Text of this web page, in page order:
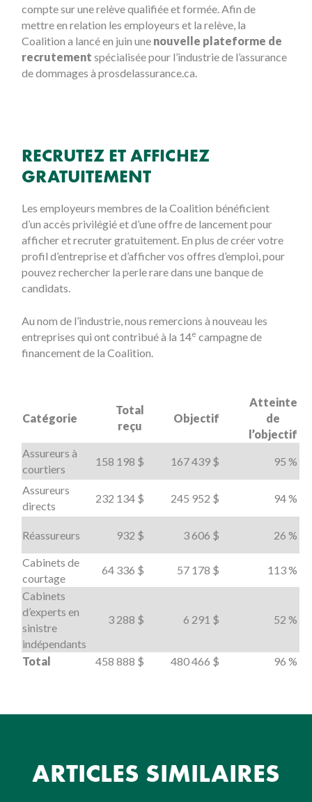
compte sur une relève qualifiée et formée. Afin de
mettre en relation les employeurs et la relève, la
Coalition a lancé en juin une nouvelle plateforme de
recrutement spécialisée pour l’industrie de l’assurance
de dommages à prosdelassurance.ca.
RECRUTEZ ET AFFICHEZ
GRATUITEMENT
Les employeurs membres de la Coalition bénéficient
d’un accès privilégié et d’une offre de lancement pour
afficher et recruter gratuitement. En plus de créer votre
profil d’entreprise et d’afficher vos offres d’emploi, pour
pouvez rechercher la perle rare dans une banque de
candidats.
Au nom de l’industrie, nous remercions à nouveau les
entreprises qui ont contribué à la 14e campagne de
financement de la Coalition.
Catégorie
Total
reçu
Objectif
Atteinte
de
l’objectif
Total 458 888 $ 480 466 $ 96 %
Assureurs à
courtiers
158 198 $ 167 439 $ 95 %
Assureurs
directs
232 134 $ 245 952 $ 94 %
Réassureurs 932 $ 3 606 $ 26 %
Cabinets de
courtage
64 336 $ 57 178 $
113 %
Cabinets
d’experts en
sinistre
indépendants
3 288 $ 6 291 $ 52 %
ARTICLES SIMILAIRES